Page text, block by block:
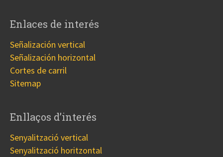
Enlaces de interés
Señalización vertical
Señalización horizontal
Cortes de carril
Sitemap
Enllaços d’interés
Senyalització vertical
Senyalització horitzontal